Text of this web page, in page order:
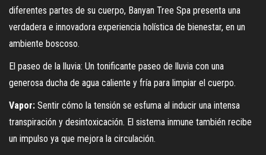
diferentes partes de su cuerpo, Banyan Tree Spa presenta una
verdadera e innovadora experiencia holística de bienestar, en un
ambiente boscoso.
El paseo de la lluvia: Un tonificante paseo de lluvia con una
generosa ducha de agua caliente y fría para limpiar el cuerpo.
Vapor: Sentir cómo la tensión se esfuma al inducir una intensa
transpiración y desintoxicación. El sistema inmune también recibe
un impulso ya que mejora la circulación.